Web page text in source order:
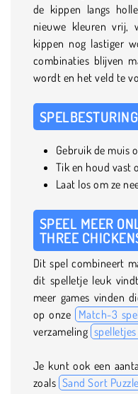
de kippen langs
nieuwe kleuren vrij,
kippen nog lastiger
combinaties blijven
wordt en het veld te
SPELBESTURING
Gebruik de muis
Tik en houd vast
Laat los om ze
SPEEL MEER
THREE
Dit spel combineert
dit spelletje leuk
meer games vinden
op onze Match-3
verzameling
Je kunt ook een
zoals Sand Sort Puzzle